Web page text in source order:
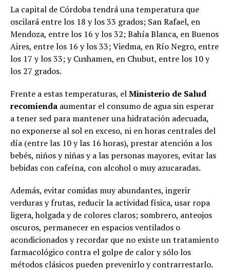
La capital de Córdoba tendrá una temperatura que
oscilará entre los 18 y los 33 grados; San Rafael, en
Mendoza, entre los 16 y los 32; Bahía Blanca, en Buenos
Aires, entre los 16 y los 33; Viedma, en Río Negro, entre
los 17 y los 33; y Cushamen, en Chubut, entre los 10 y
los 27 grados.
Frente a estas temperaturas, elMinisterio de Salud
recomienda aumentar el consumo de agua sin esperar
a tener sed para mantener una hidratación adecuada,
no exponerse al sol en exceso, ni en horas centrales del
día (entre las 10 y las 16 horas), prestar atención a los
bebés, niños y niñas y a las personas mayores, evitar las
bebidas con cafeína, con alcohol o muy azucaradas.
Además, evitar comidas muy abundantes, ingerir
verduras y frutas, reducir la actividad física, usar ropa
ligera, holgada y de colores claros; sombrero, anteojos
oscuros, permanecer en espacios ventilados o
acondicionados y recordar que no existe un tratamiento
farmacológico contra el golpe de calor y sólo los
métodos clásicos pueden prevenirlo y contrarrestarlo.